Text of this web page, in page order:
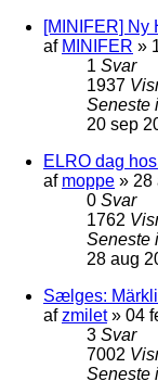
[MINIFER] Ny
af MINIFER »
1 Svar
1937
Seneste
20 sep
ELRO dag
af moppe » 28
0 Svar
1762
Seneste
28 aug
Sælges:
afzmilet» 04
3 Svar
7002
Seneste